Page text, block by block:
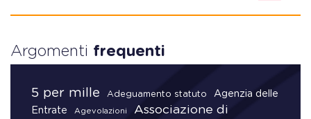
Argomenti frequenti
5 per mille Adeguamento statuto
Agenzia delle
Entrate
Agevolazioni
Associazione di